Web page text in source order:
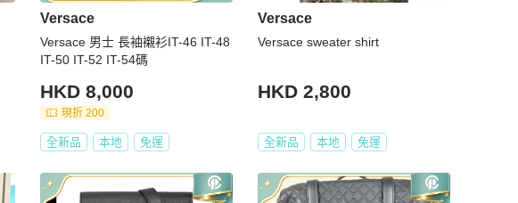
Versace
Versace 男士 長袖襯衫IT-46 IT-48
IT-50 IT-52 IT-54碼
HKD 8,000
現折 200
全新品 本地 免運
Versace
Versace sweater shirt
HKD 2,800
全新品 本地 免運